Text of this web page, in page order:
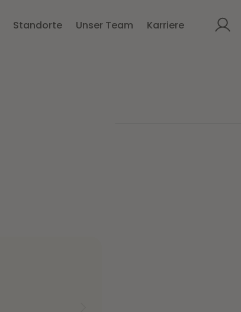
Standorte Unser Team Karriere